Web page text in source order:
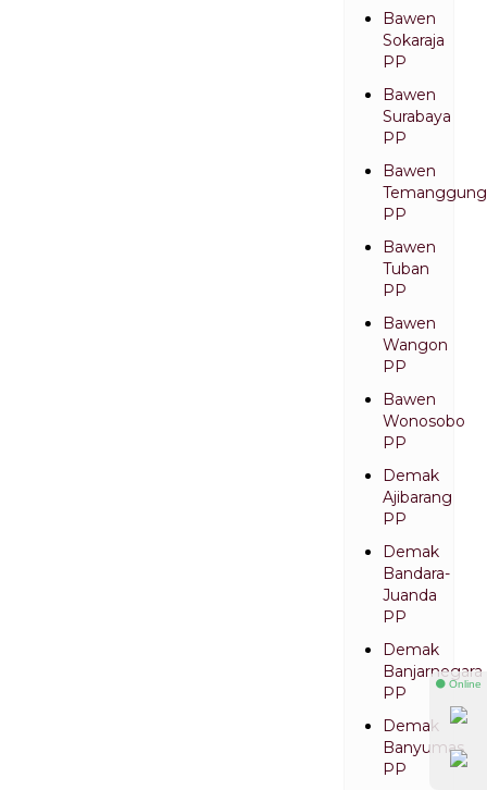
Bawen
Sokaraja
PP
Bawen
Surabaya
PP
Bawen
Temanggung
PP
Bawen
Tuban
PP
Bawen
Wangon
PP
Bawen
Wonosobo
PP
Demak
Ajibarang
PP
Demak
Bandara-
Juanda
PP
Demak
Banjarnegara
PP
Demak
Banyumas
PP
⚫ Online